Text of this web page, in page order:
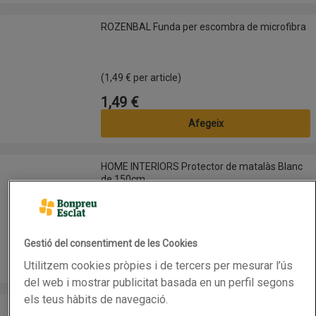
ROZENBAL Funda per escombra de microfibraROZENBAL Funda per escombra de microfibra
(1,49 € per article)
Preu
1,49 €
Afegeix
HOME INTERIORS Protector de matalàs Blanc de 150cm
HOME INTERIORS Protector de matalàs Blanc
de 150cm
Preu
22,99 €
Afegeix
HOME INTERIORS Funda de coixí Blanc de 45x110cm
HOME INTERIORS Funda de coixí Blanc de
Gestió del consentiment de les Cookies
Utilitzem cookies pròpies i de tercers per mesurar l’ús
del web i mostrar publicitat basada en un perfil segons
els teus hàbits de navegació.